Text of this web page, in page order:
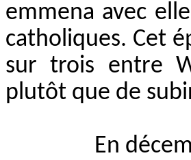
emmena avec
catholiques. Cet
sur trois entre
plutôt que de
En